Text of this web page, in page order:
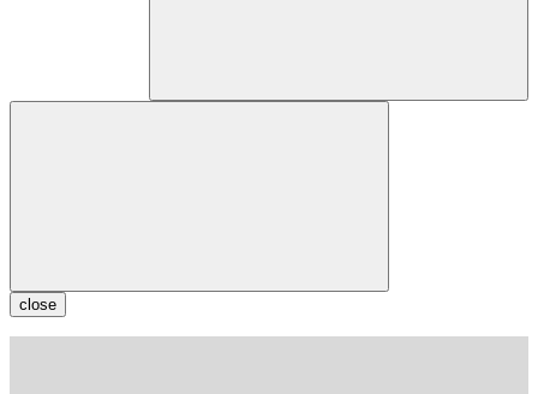
close